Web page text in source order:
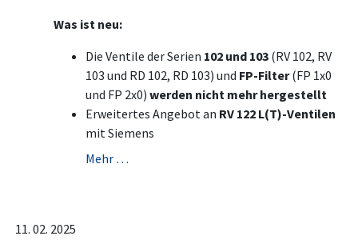
Was ist neu:
Die Ventile der Serien 102 und 103 (RV 102, RV
103 und RD 102, RD 103) und FP-Filter(FP 1x0
und FP 2x0) werden nicht mehr hergestellt
Erweitertes Angebot an RV 122 L(T)-Ventilen
mit Siemens
Mehr …
11. 02. 2025